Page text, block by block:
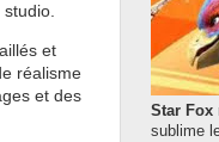
et
réalisme
et des
Star Fox
sublime